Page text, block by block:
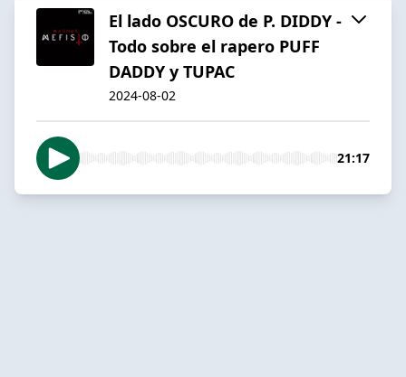
El lado OSCURO de P. DIDDY -
Todo sobre el rapero PUFF
DADDY y TUPAC
2024-08-02
21:17